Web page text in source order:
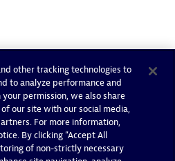
other tracking technologies to
to analyze performance and
permission, we also share
our site with our social media,
For more information,
By clicking “Accept All
of non-strictly necessary